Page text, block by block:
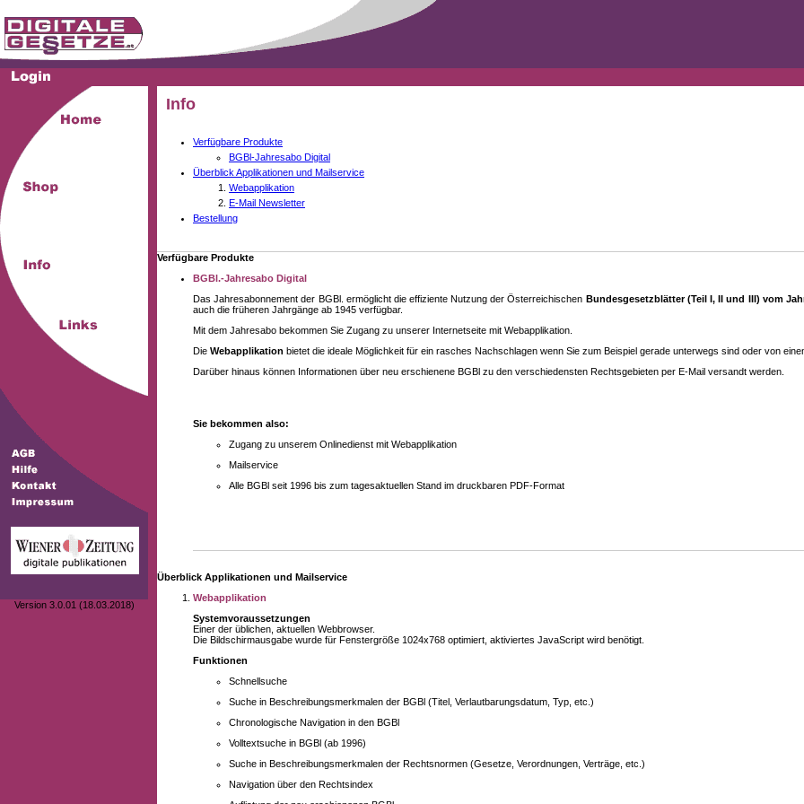
Version 3.0.01 (18.03.2018)
Info
Verfügbare Produkte
BGBl-Jahresabo Digital
Überblick Applikationen und Mailservice
Webapplikation
E-Mail Newsletter
Bestellung
Verfügbare Produkte
BGBl.-Jahresabo Digital
Das Jahresabonnement der BGBl. ermöglicht die effiziente Nutzung der Österreichischen Bundesgesetzblätter (Teil I, II und III) vom
auch die früheren Jahrgänge ab 1945 verfügbar.
Mit dem Jahresabo bekommen Sie Zugang zu unserer Internetseite mit Webapplikation.
Die Webapplikation bietet die ideale Möglichkeit für ein rasches Nachschlagen wenn Sie zum Beispiel gerade unterwegs sind oder von
Darüber hinaus können Informationen über neu erschienene BGBl zu den ver­schieden­sten Rechtsgebieten per E-Mail versandt werden.
Sie bekommen also:
Zugang zu unserem Onlinedienst mit Webapplikation
Mailservice
Alle BGBl seit 1996 bis zum tagesaktuellen Stand im druckbaren PDF-Format
Überblick Applikationen und Mailservice
Webapplikation
Systemvoraussetzungen
Einer der üblichen, aktuellen Webbrowser.
Die Bildschirmausgabe wurde für Fenstergröße 1024x768 optimiert, aktiviertes JavaScript wird benötigt.
Funktionen
Schnellsuche
Suche in Beschreibungsmerkmalen der BGBl (Titel, Verlautbarungsdatum, Typ, etc.)
Chronologische Navigation in den BGBl
Volltextsuche in BGBl (ab 1996)
Suche in Beschreibungsmerkmalen der Rechtsnormen (Gesetze, Verordnungen, Verträge, etc.)
Navigation über den Rechtsindex